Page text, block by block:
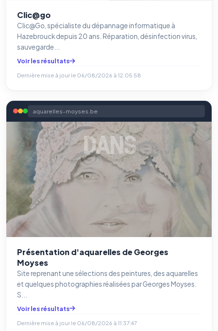
Clic@go
Clic@Go, spécialiste du dépannage informatique à
Hazebrouck depuis 20 ans. Réparation, désinfection virus,
sauvegarde...
Voir les résultats
Dernière mise à jour le 06/08/2026 à 12:05:58
aquarelles-moyses.be
Présentation d'aquarelles de Georges
Moyses
Site reprenant une sélections des peintures, des aquarelles
et quelques photographies réalisées par Georges Moyses.
S...
Voir les résultats
Dernière mise à jour le 06/08/2026 à 11:37:47